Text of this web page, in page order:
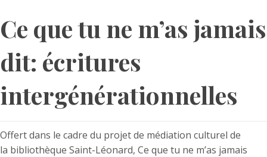
Ce que tu ne m’as jamais
dit: écritures
intergénérationnelles
Offert dans le cadre du projet de médiation culturel de
la bibliothèque Saint-Léonard, Ce que tu ne m’as jamais